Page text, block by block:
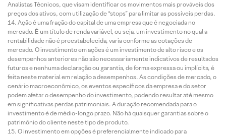
Analistas Técnicos, que visam identificar os movimentos mais prováveis dos
preços dos ativos, com utilização de “stops” para limitar as possíveis perdas.
Ação é uma fração do capital de uma empresa que é negociada no
mercado. É um título de renda variável, ou seja, um investimento no qual a
rentabilidade não é preestabelecida, varia conforme as cotações de
mercado. O investimento em ações é um investimento de alto risco e os
desempenhos anteriores não são necessariamente indicativos de resultados
futuros e nenhuma declaração ou garantia, de forma expressa ou implícita, é
feita neste material em relação a desempenhos. As condições de mercado, o
cenário macroeconômico, os eventos específicos da empresa e do setor
podem afetar o desempenho do investimento, podendo resultar até mesmo
em significativas perdas patrimoniais. A duração recomendada para o
investimento é de médio-longo prazo. Não há quaisquer garantias sobre o
patrimônio do cliente neste tipo de produto.
O investimento em opções é preferencialmente indicado para